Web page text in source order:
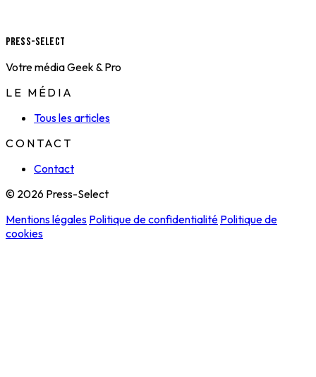
Press-Select
Votre média Geek & Pro
LE MÉDIA
Tous les articles
CONTACT
Contact
© 2026 Press-Select
Mentions légales Politique de confidentialité Politique de
cookies